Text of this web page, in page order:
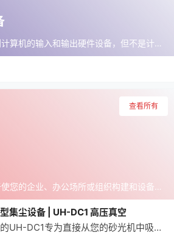
计算机外围设备是连接到计算机的输入和输出硬件设备，但不是计算机芯结构一部分的必要元件。计算机的核心元件包括中央处理单元和主板中的元件。其他元件通常被视为计算机外围设备，可让用户扩展计算机的功能。计算机外围设备包括：键盘、鼠标、打印机、扬声器等。
查看所有
集尘设备 | UH-DC1 高压真空
产品介绍 UH-DC1我们的UH-DC1专为直接从您的砂光机中吸除砂光产生的粉尘而设计！这款新型号设计紧凑、移动便捷，除10微米滤芯外，还配备了速度控制和额外的HEPA滤网。 规格参数 规格UH-DC1入风口尺寸32 mm (1-1/4") 马力0.75 kW (1HP)最大风量3 CMM (105 CFM) @60Hz最大静压14 kPa @60Hz滤材清洁方式手动清洁系统空…